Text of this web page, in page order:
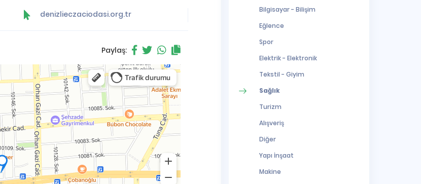
denizlieczaciodasi.org.tr
Paylaş:
Bilgisayar - Bilişim
Eğlence
Spor
Elektrik - Elektronik
Tekstil - Giyim
Sağlık
Turizm
Alışveriş
Diğer
Yapı İnşaat
Makine